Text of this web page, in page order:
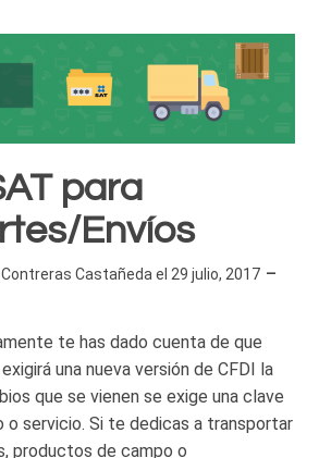
para
Envíos
Castañeda el 29 julio, 2017
te has dado cuenta de que
una nueva versión de CFDI la
que se vienen se exige una clave
o servicio. Si te dedicas a transportar
productos de campo o